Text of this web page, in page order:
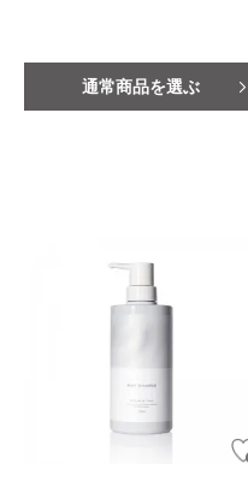
通常商品を選ぶ